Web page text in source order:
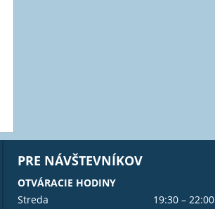
PRE NÁVŠTEVNÍKOV
OTVÁRACIE HODINY
Streda
19:30 – 22:00